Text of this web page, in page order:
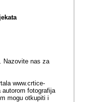
Nazovite nas za
www.crtice-
autorom fotografija
mogu otkupiti i